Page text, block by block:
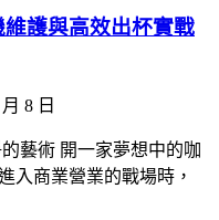
護與高效出杯實戰
8 日
藝術 開一家夢想中的咖
入商業營業的戰場時，